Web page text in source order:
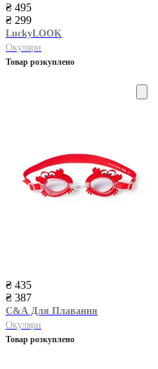
₴ 495
₴ 299
LuckyLOOK
Окуляри
Товар розкуплено
₴ 435
₴ 387
C&A Для Плавання
Окуляри
Товар розкуплено